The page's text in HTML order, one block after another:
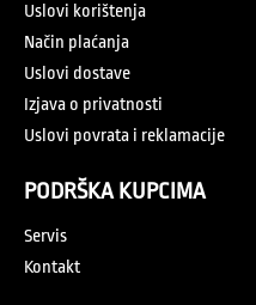
Uslovi korištenja
Način plaćanja
Uslovi dostave
Izjava o privatnosti
Uslovi povrata i reklamacije
PODRŠKA KUPCIMA
Servis
Kontakt